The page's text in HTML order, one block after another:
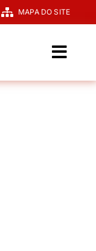
MAPA DO SITE